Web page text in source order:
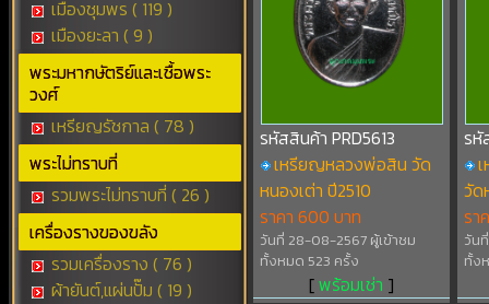
เมืองชุมพร ( 119 )
เมืองยะลา ( 9 )
พระมหากษัตริย์และเชื้อพระ
วงศ์
เหรียญรัชกาล ( 78 )
พระไม่ทราบที่
รวมพระไม่ทราบที่ ( 26 )
เครื่องรางของขลัง
รวมเครื่องราง ( 76 )
ผ้ายันต์,แผ่นปั๊ม ( 19 )
รหัสสินค้า PRD5613
เหรียญหลวงพ่อสิน วัด
หนองเต่า ปี2510
ราคา 600 บาท
วันที่ 28-08-2567 ผู้เข้าชม
ทั้งหมด 523 ครั้ง
[พร้อมเช่า ]
รหั
วัด
รา
วัน
ทั้ง